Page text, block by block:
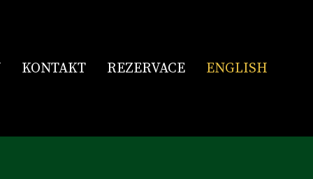
KONTAKT REZERVACE ENGLISH